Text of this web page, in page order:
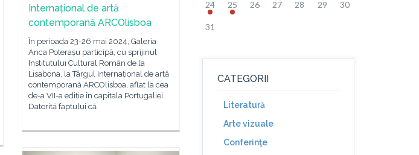
Internațional de artă
contemporană ARCOlisboa
În perioada 23-26 mai 2024, Galeria
Anca Poterașu participă, cu sprijinul
Institutului Cultural Român de la
Lisabona, la Târgul Internațional de artă
contemporană ARCOlisboa, aflat la cea
de-a VII-a ediție în capitala Portugaliei.
Datorită faptului că
24 25 26 27 28 29 30
31
CATEGORII
Literatură
Arte vizuale
Conferinţe